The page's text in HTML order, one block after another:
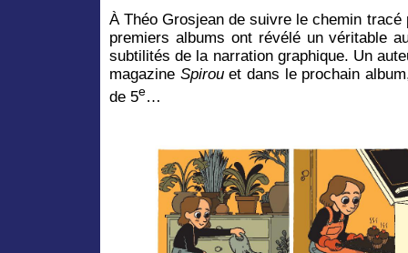
À Théo Grosjean de suivre le chemin
premiers albums ont révélé un véritable
subtilités de la narration graphique. Un
magazine Spirouet dans le prochain
de 5e…